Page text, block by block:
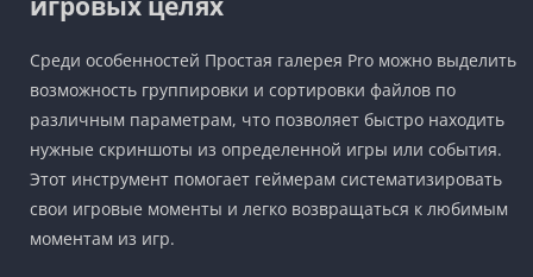
Среди особенностей Простая галерея Pro можно выделить
возможность группировки и сортировки файлов по
различным параметрам, что позволяет быстро находить
нужные скриншоты из определенной игры или события.
Этот инструмент помогает геймерам систематизировать
свои игровые моменты и легко возвращаться к любимым
моментам из игр.